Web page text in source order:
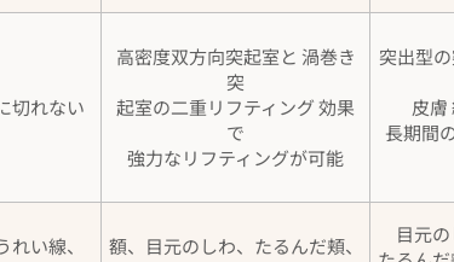
切れない
高密度双方向突起室と 渦巻き
突
起室の二重リフティング 効果
で
強力なリフティングが可能
突出型
皮膚
長期間
い線、
額、目元のしわ、たるんだ頬、
目元の